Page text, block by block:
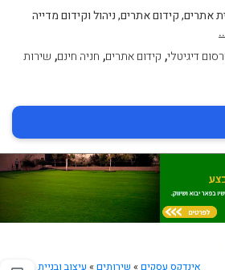
אתרים, קידום אתרים, ניהול וקידום מדייה
דיגיטלי, קידום אתרים, חניה חינם, שירות
אינדקס עסקים » שירותים» עיצוב ובניית